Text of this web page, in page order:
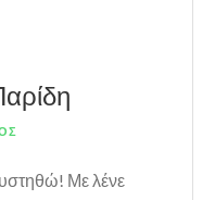
Με λένε